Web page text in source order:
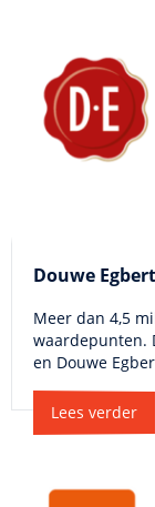
Douwe
Meer dan 4,5
waardepunten.
en Douwe
Lees verder